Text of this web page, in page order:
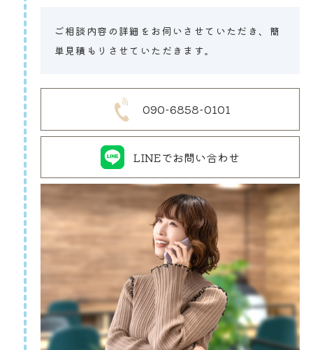
ご相談内容の詳細をお伺いさせていただき、簡
単見積もりさせていただきます。
090-6858-0101
LINEでお問い合わせ